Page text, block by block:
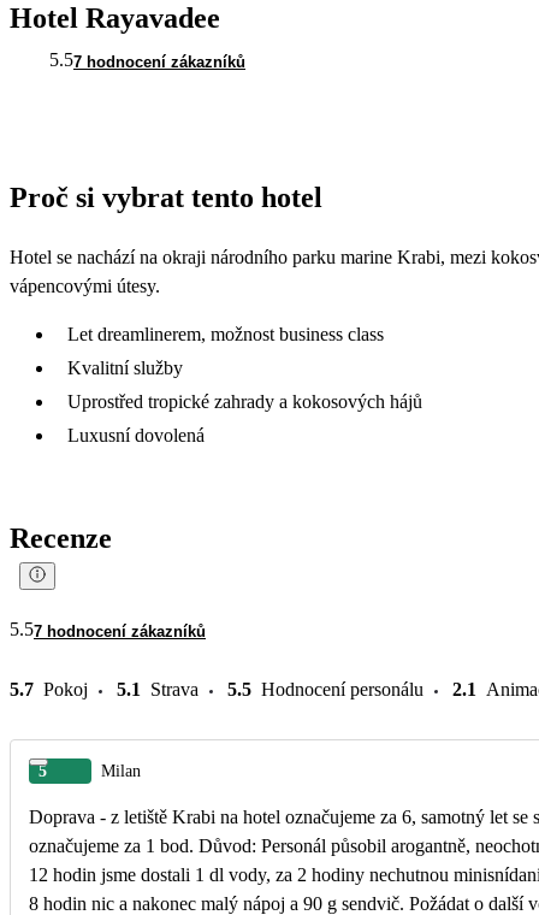
Hotel Rayavadee
5.57 hodnocení zákazníků
Proč si vybrat tento hotel
Hotel se nachází na okraji národního parku marine Krabi, mezi
vápencovými útesy.
Let dreamlinerem, možnost business class
Kvalitní služby
Uprostřed tropické zahrady a kokosových hájů
Luxusní dovolená
Recenze
5.57 hodnocení zákazníků
5.7 Pokoj 5.1 Strava 5.5 Hodnocení personálu 2.1
5 Milan
Doprava - z letiště Krabi na hotel označujeme za 6, samotný let se
označujeme za 1 bod. Důvod: Personál působil arogantně,
12 hodin jsme dostali 1 dl vody, za 2 hodiny nechutnou
8 hodin nic a nakonec malý nápoj a 90 g sendvič. Požádat o další